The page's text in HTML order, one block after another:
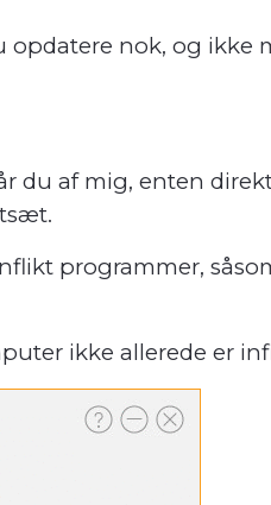
nok, og ikke
du af mig, enten
programmer,
ikke allerede er